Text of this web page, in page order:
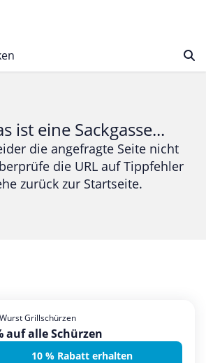
ist eine Sackgasse...
die angefragte Seite nicht
die URL auf Tippfehler
zurück zur Startseite.
Grillschürzen
auf alle Schürzen
10 % Rabatt erhalten